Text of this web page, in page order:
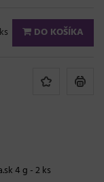
ks DO KOŠÍKA
4 g - 2 ks